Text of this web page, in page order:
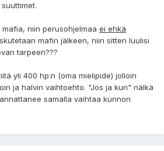
niin perusohjelmaa ei ehkä
mafin jälkeen, niin sitten luulisi
tarpeen???
yli 400 hp:n (oma mielipide) jolloin
ja halvin vaihtoehto. "Jos ja kun" nälkä
samalla vaihtaa kunnon